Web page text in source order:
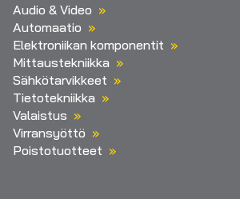
Audio & Video
Automaatio
Elektroniikan komponentit
Mittaustekniikka
Sähkötarvikkeet
Tietotekniikka
Valaistus
Virransyöttö
Poistotuotteet